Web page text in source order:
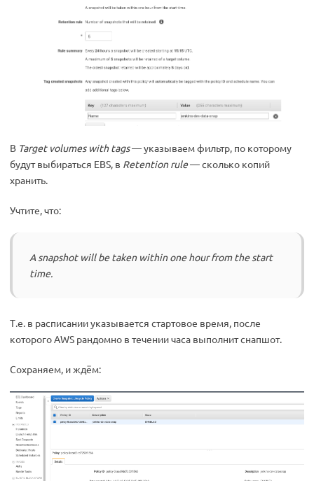
В Target volumes with tags— указываем фильтр, по которому
будут выбираться EBS, в Retention rule— сколько копий
хранить.
Учтите, что:
A snapshot will be taken within one hour from the start
time.
Т.е. в расписании указывается стартовое время, после
которого AWS рандомно в течении часа выполнит снапшот.
Сохраняем, и ждём: